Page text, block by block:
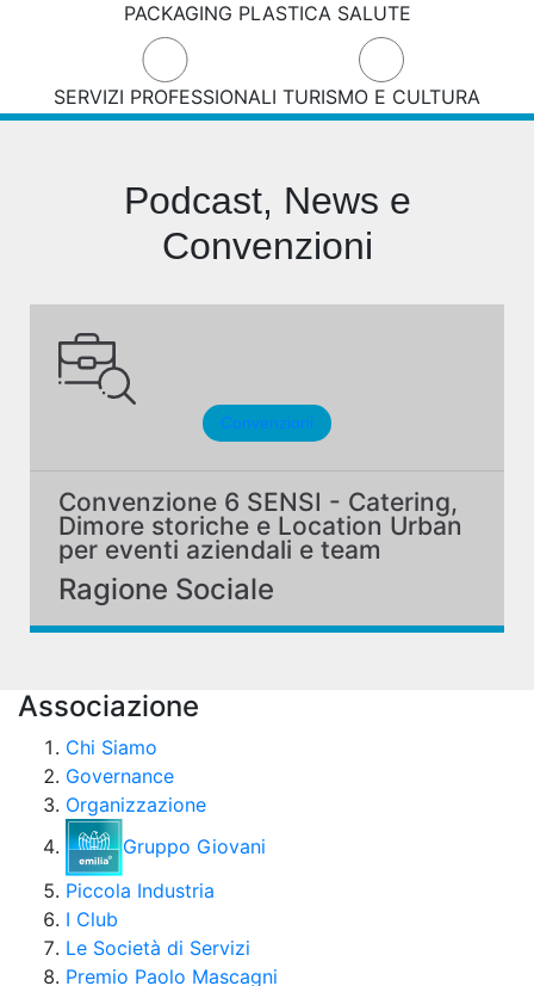
PACKAGING PLASTICA SALUTE
SERVIZI PROFESSIONALI TURISMO E CULTURA
Podcast, News e
Convenzioni
Convenzioni
Convenzione 6 SENSI - Catering,
Dimore storiche e Location Urban
per eventi aziendali e team
building
Ragione Sociale
Associazione
Chi Siamo
Governance
Organizzazione
Gruppo Giovani
Piccola Industria
I Club
Le Società di Servizi
Premio Paolo Mascagni